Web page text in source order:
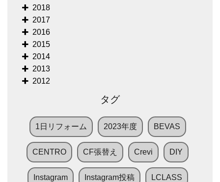
2018
2017
2016
2015
2014
2013
2012
タグ
1日リフォーム 2023年度 BEVAS
CENTRO CF張替え Crevi DIY
Instagram Instagram投稿 LCLASS